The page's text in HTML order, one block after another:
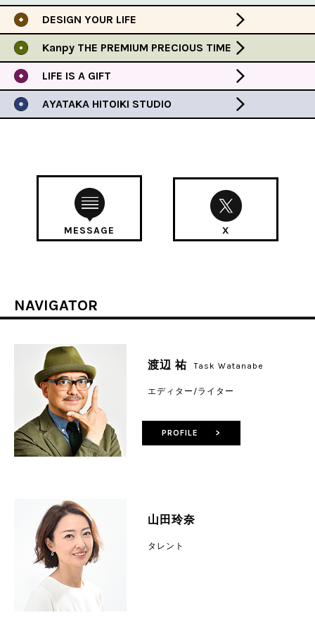
DESIGN YOUR LIFE
Kanpy THE PREMIUM PRECIOUS TIME
LIFE IS A GIFT
AYATAKA HITOIKI STUDIO
MESSAGE X
NAVIGATOR
渡辺 祐 Task Watanabe
エディター/ライター
山田玲奈
タレント
PROFILE >